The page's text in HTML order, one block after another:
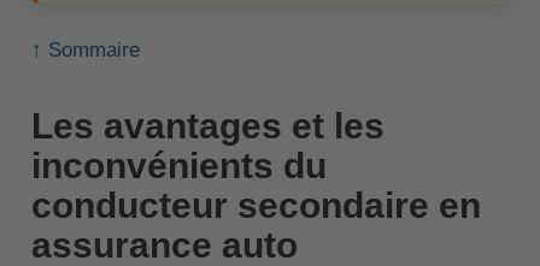
↑ Sommaire
Les avantages et les
inconvénients du
conducteur secondaire en
assurance auto